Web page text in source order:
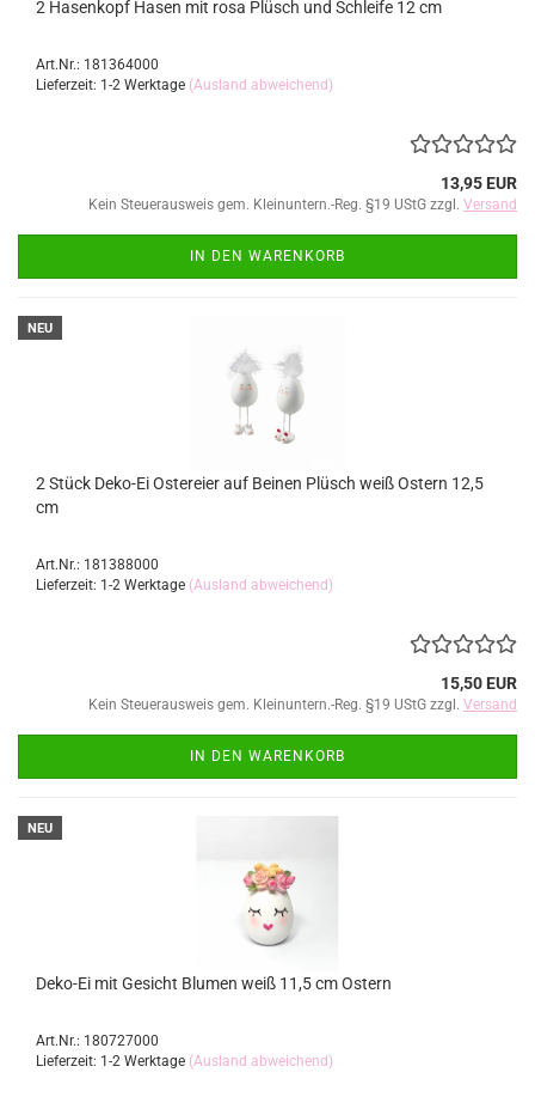
2 Hasenkopf Hasen mit rosa Plüsch und Schleife 12 cm
Art.Nr.: 181364000
Lieferzeit: 1-2 Werktage (Ausland abweichend)
13,95 EUR
Kein Steuerausweis gem. Kleinuntern.-Reg. §19 UStG zzgl. Versand
IN DEN WARENKORB
NEU
2 Stück Deko-Ei Ostereier auf Beinen Plüsch weiß Ostern 12,5
cm
Art.Nr.: 181388000
Lieferzeit: 1-2 Werktage (Ausland abweichend)
15,50 EUR
Kein Steuerausweis gem. Kleinuntern.-Reg. §19 UStG zzgl. Versand
IN DEN WARENKORB
NEU
Deko-Ei mit Gesicht Blumen weiß 11,5 cm Ostern
Art.Nr.: 180727000
Lieferzeit: 1-2 Werktage (Ausland abweichend)